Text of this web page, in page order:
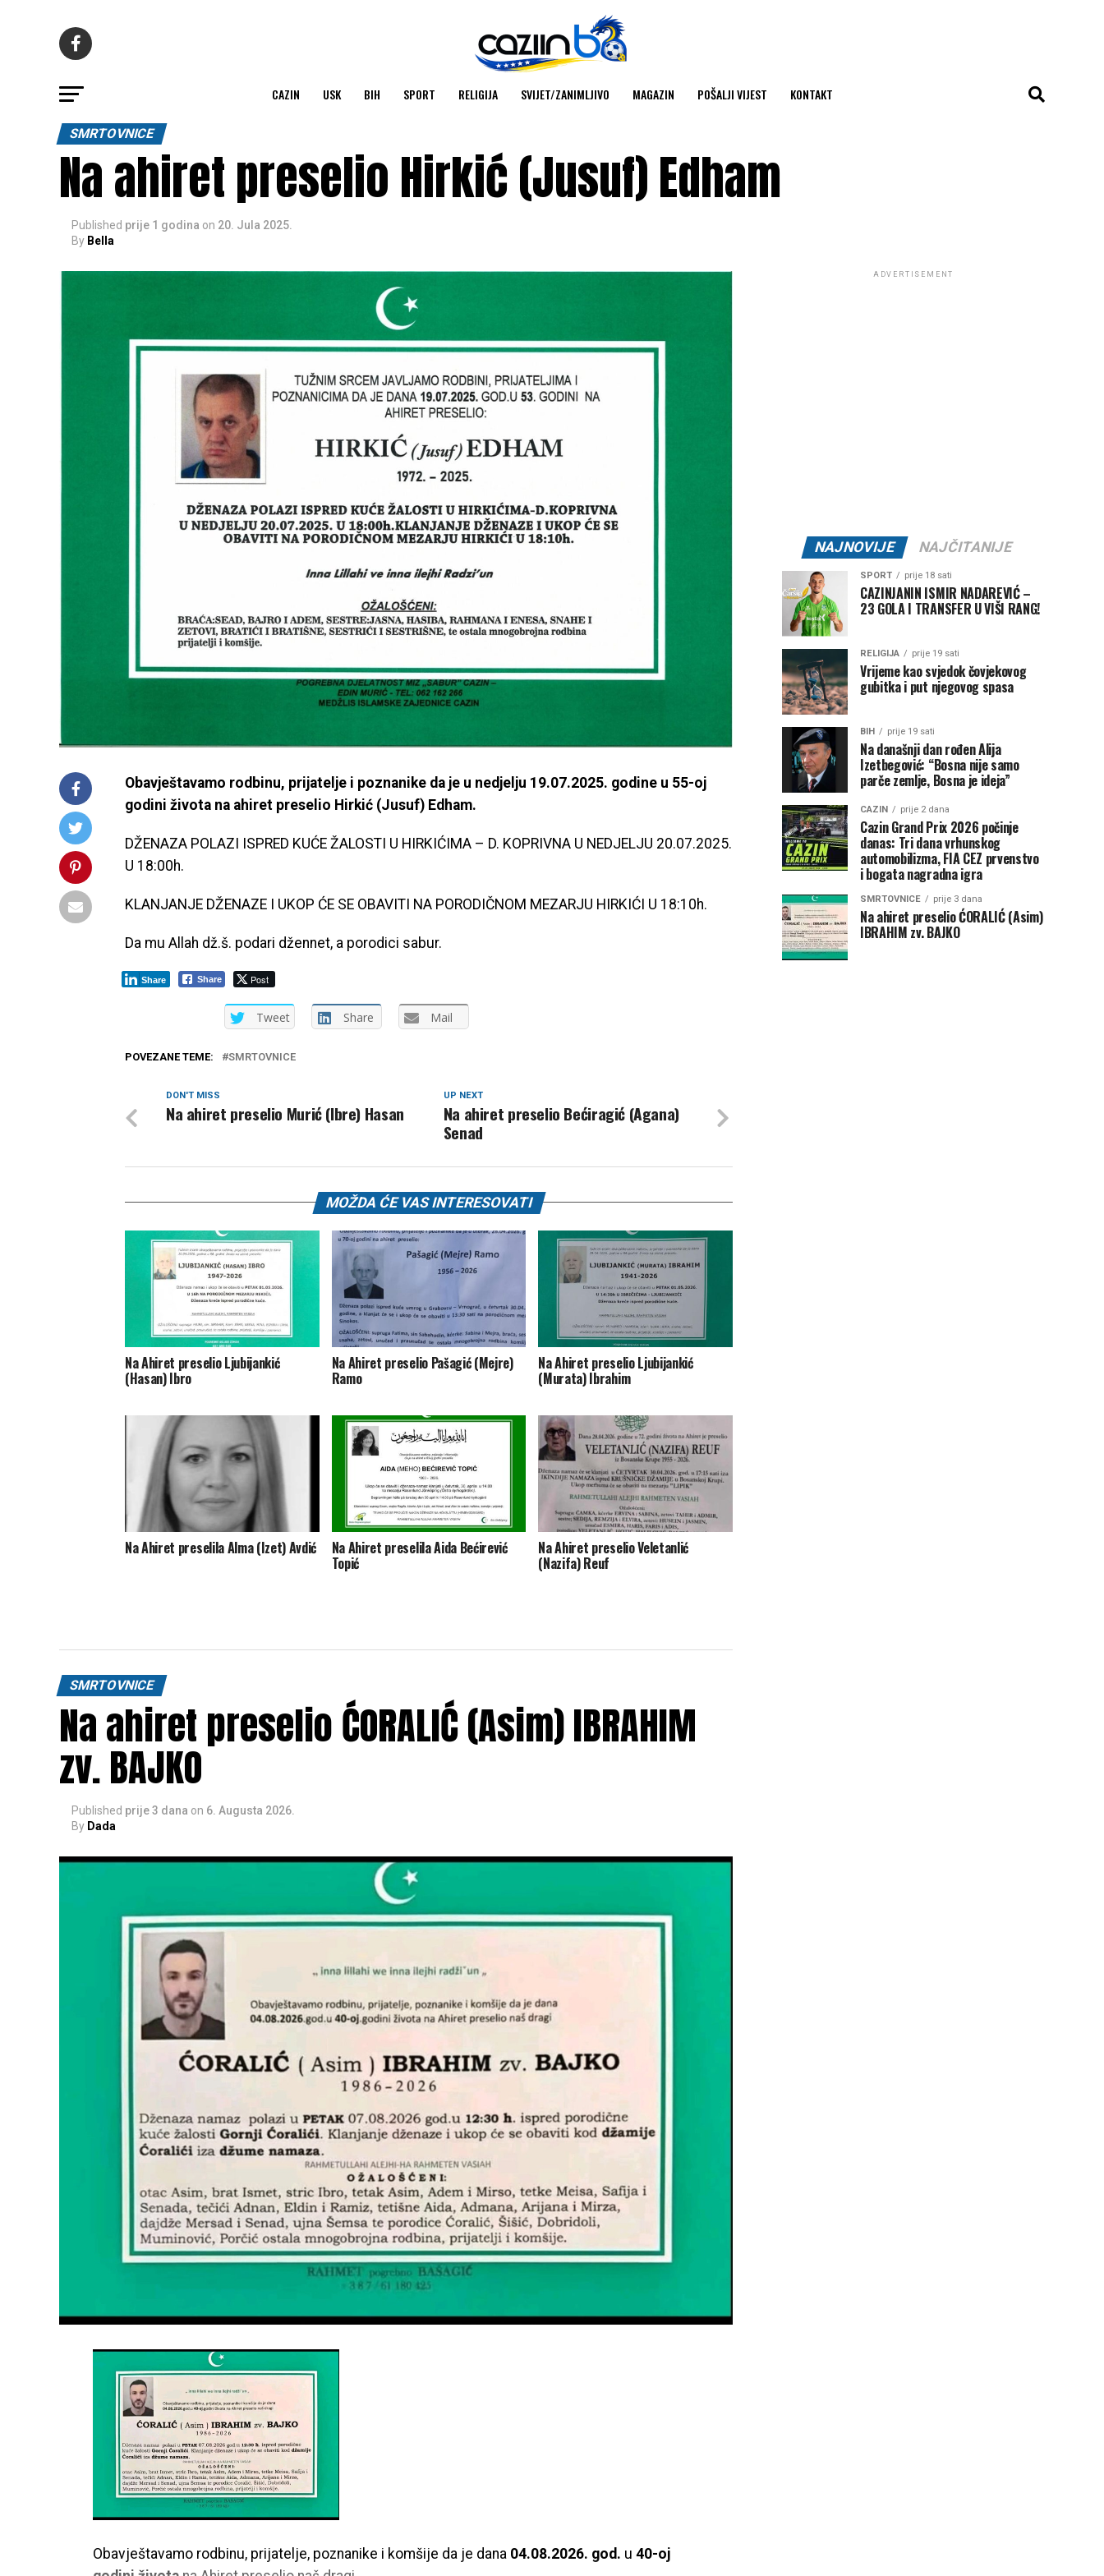
CAZIN USK BIH SPORT RELIGIJA SVIJET/ZANIMLJIVO MAGAZIN POŠALJI VIJEST KONTAKT
SMRTOVNICE
Na ahiret preselio Hirkić (Jusuf) Edham
Published prije 1 godina on 20. Jula 2025.
By Bella
Obavještavamo rodbinu, prijatelje i poznanike da je u nedjelju 19.07.2025. godine u 55-oj
godini života na ahiret preselio Hirkić (Jusuf) Edham.
DŽENAZA POLAZI ISPRED KUĆE ŽALOSTI U HIRKIĆIMA – D. KOPRIVNA U NEDJELJU 20.07.2025.
U 18:00h.
KLANJANJE DŽENAZE I UKOP ĆE SE OBAVITI NA PORODIČNOM MEZARJU HIRKIĆI U 18:10h.
Da mu Allah dž.š. podari džennet, a porodici sabur.
Share Post
Share
Tweet Share Mail
POVEZANE TEME: SMRTOVNICE
UP NEXT
Na ahiret preselio Bećiragić (Agana)
Senad
DON'T MISS
Na ahiret preselio Murić (Ibre) Hasan
MOŽDA ĆE VAS INTERESOVATI
Na Ahiret preselio Ljubijankić
(Hasan) Ibro
Na Ahiret preselio Pašagić (Mejre)
Ramo
Na Ahiret preselio Ljubijankić
(Murata) Ibrahim
Na Ahiret preselila Alma (Izet) Avdić Na Ahiret preselila Aida Bećirević
Topić
Na Ahiret preselio Veletanlić
(Nazifa) Reuf
SMRTOVNICE
Na ahiret preselio ĆORALIĆ (Asim) IBRAHIM
zv. BAJKO
Published prije 3 dana on 6. Augusta 2026.
By Dada
Obavještavamo rodbinu, prijatelje, poznanike i komšije da je dana 04.08.2026. god. u 40-oj
ADVERTISEMENT
NAJNOVIJE NAJČITANIJE
SPORT prije 18 sati
CAZINJANIN ISMIR NADAREVIĆ –
23 GOLA I TRANSFER U VIŠI RANG!
RELIGIJA prije 19 sati
Vrijeme kao svjedok čovjekovog
gubitka i put njegovog spasa
BIH prije 19 sati
Na današnji dan rođen Alija
Izetbegović: “Bosna nije samo
parče zemlje, Bosna je ideja”
CAZIN prije 2 dana
Cazin Grand Prix 2026 počinje
danas: Tri dana vrhunskog
automobilizma, FIA CEZ prvenstvo
i bogata nagradna igra
SMRTOVNICE prije 3 dana
Na ahiret preselio ĆORALIĆ (Asim)
IBRAHIM zv. BAJKO